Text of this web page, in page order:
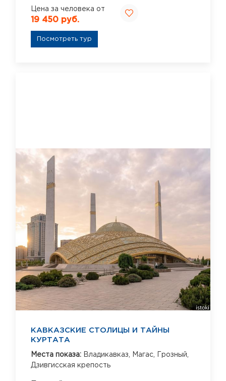
Цена за человека от
19 450 руб.
Посмотреть тур
КАВКАЗСКИЕ СТОЛИЦЫ И ТАЙНЫ
КУРТАТА
Места показа: Владикавказ, Магас,
Грозный,
Дзивгисская крепость